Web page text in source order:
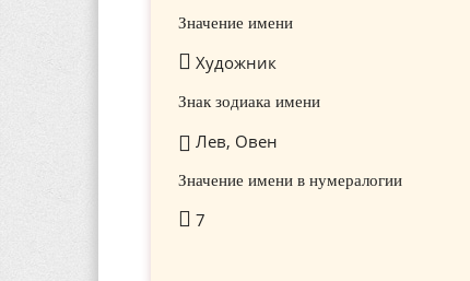
Значение имени
Художник
Знак зодиака имени
Лев, Овен
Значение имени в нумералогии
7